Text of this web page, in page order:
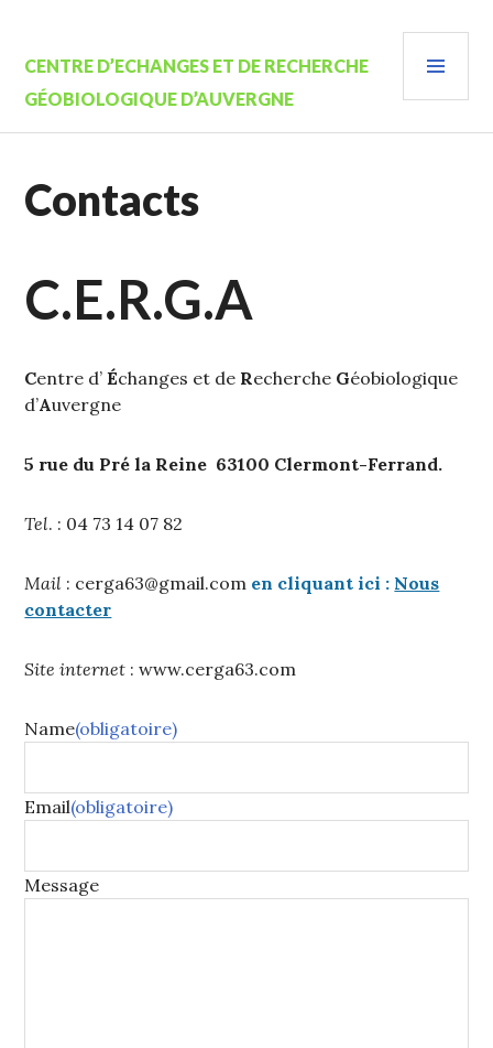
contenu
principal
CENTRE D’ECHANGES ET DE RECHERCHE
GÉOBIOLOGIQUE D’AUVERGNE
Contacts
C.E.R.G.A
Centre d’ Échanges et de Recherche Géobiologique
d’Auvergne
5 rue du Pré la Reine 63100 Clermont-Ferrand.
Tel. : 04 73 14 07 82
Mail : cerga63@gmail.com en cliquant ici : Nous
contacter
Site internet : www.cerga63.com
Name(obligatoire)
Email(obligatoire)
Message